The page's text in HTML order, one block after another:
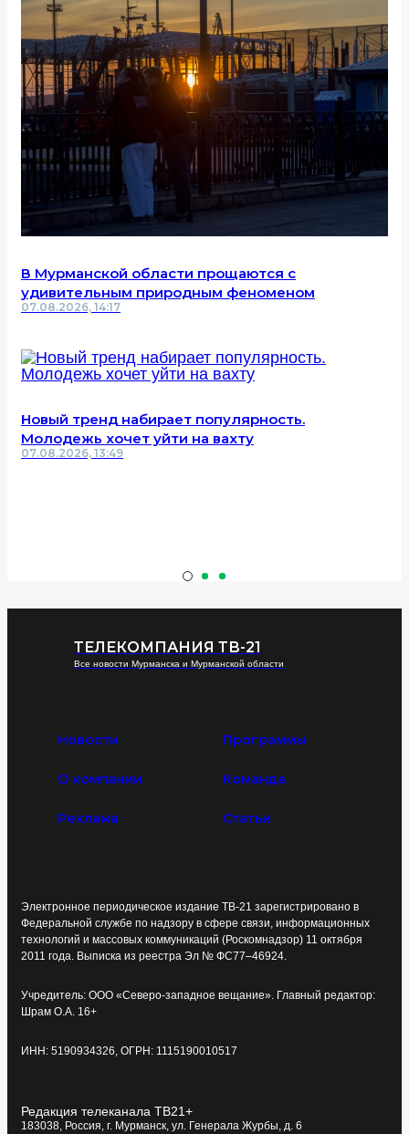
В Мурманской области прощаются с
удивительным природным феноменом
07.08.2026, 14:17
Новый тренд набирает популярность.
Молодежь хочет уйти на вахту
07.08.2026, 13:49
ТЕЛЕКОМПАНИЯ ТВ-21
Все новости Мурманска и Мурманской области
Новости Программы
О компании Команда
Реклама Статьи
Электронное периодическое издание ТВ-21 зарегистрировано в
Федеральной службе по надзору в сфере связи, информационных
технологий и массовых коммуникаций (Роскомнадзор) 11 октября
2011 года. Выписка из реестра Эл № ФС77–46924.
Учредитель: ООО «Северо-западное вещание». Главный редактор:
Шрам О.А. 16+
ИНН: 5190934326, ОГРН: 1115190010517
Редакция телеканала ТВ21+
183038, Россия, г. Мурманск, ул. Генерала Журбы, д. 6